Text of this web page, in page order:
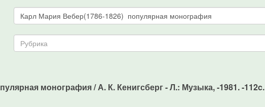
монография / А. К. Кенигсберг - Л.: Музыка, -1981. -112c.